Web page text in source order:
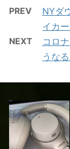
PREV
NYダ
イカ
NEXT
コロ
うなる